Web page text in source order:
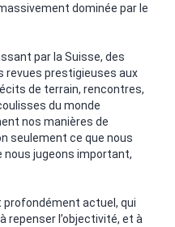
dominée par le
par la Suisse, des
revues prestigieuses aux
de terrain, rencontres,
du monde
nos manières de
seulement ce que nous
nous jugeons important,
actuel, qui
repenser l’objectivité, et à